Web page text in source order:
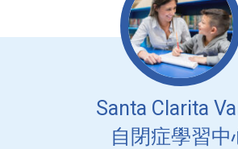
Santa Clarita
自閉症學習中